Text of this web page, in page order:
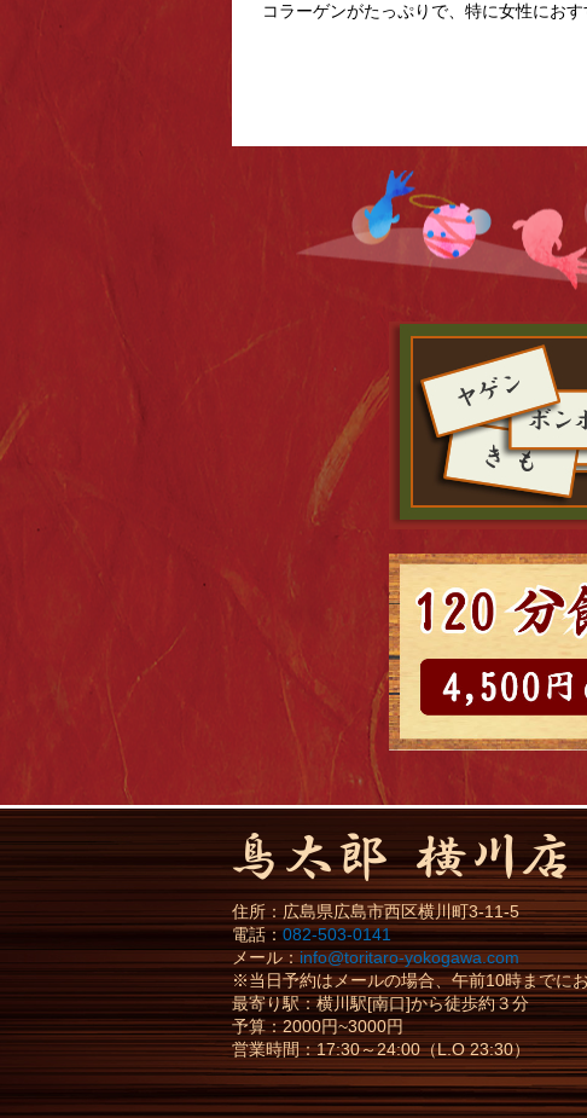
コラーゲンがたっぷりで、特に女性におす
住所：広島県広島市西区横川町3-11-5
電話：082-503-0141
メール： info@toritaro-yokogawa.com
※当日予約はメールの場合、午前10時までに
最寄り駅：横川駅[南口]から徒歩約３分
予算：2000円~3000円
営業時間：17:30～24:00（L.O 23:30）